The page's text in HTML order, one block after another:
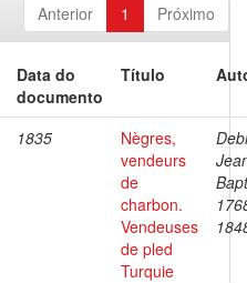
Anterior 1 Próximo
Data do
documento
Título
1835
Nègres,
vendeurs
de
charbon.
Vendeuses
de pled
Turquie